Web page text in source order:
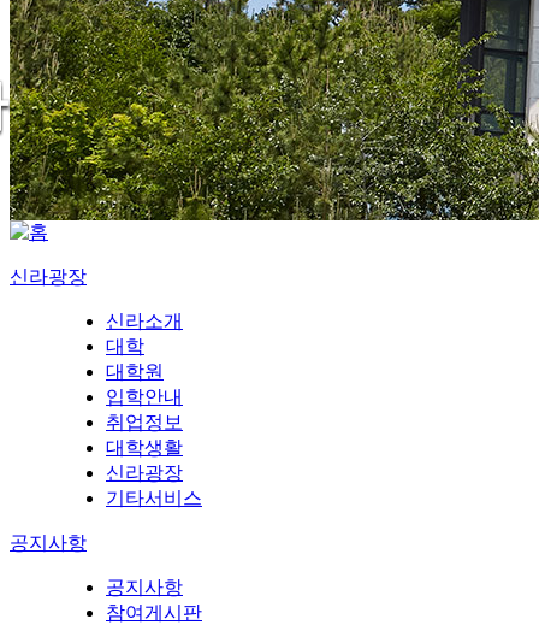
신라광장
신라소개
대학
대학원
입학안내
취업정보
대학생활
신라광장
기타서비스
공지사항
공지사항
참여게시판